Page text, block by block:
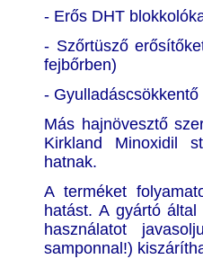
- Erős DHT
- Szőrtüsző
fejbőrben)
-
Más hajnövesztő
Kirkland Minoxidil
hatnak.
A terméket
hatást. A gyártó
használatot
samponnal!)